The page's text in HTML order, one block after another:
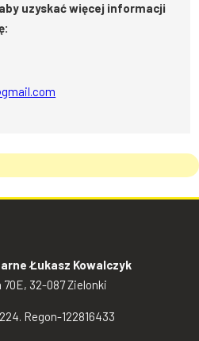
uzyskać więcej informacji
Łukasz Kowalczyk
70E, 32-087 Zielonki
Regon-122816433